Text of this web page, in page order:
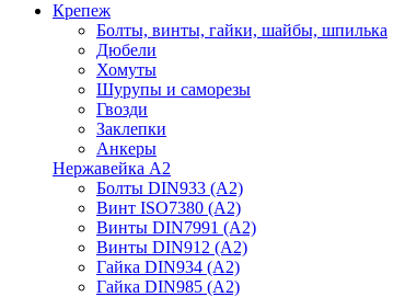
Крепеж
Болты, винты, гайки, шайбы, шпилька
Дюбели
Хомуты
Шурупы и саморезы
Гвозди
Заклепки
Анкеры
Нержавейка А2
Болты DIN933 (A2)
Винт ISO7380 (A2)
Винты DIN7991 (A2)
Винты DIN912 (A2)
Гайка DIN934 (A2)
Гайка DIN985 (A2)